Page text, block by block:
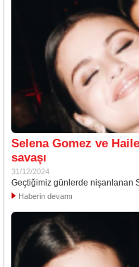
Selena Gomez ve
savaşı
31/12/2024
Geçtiğimiz günlerde nişanlanan
Haberin devamı